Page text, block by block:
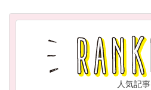
人気記事